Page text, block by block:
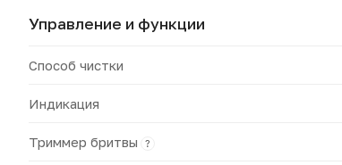
Управление и функции
Способ чистки
Индикация
Триммер бритвы ?